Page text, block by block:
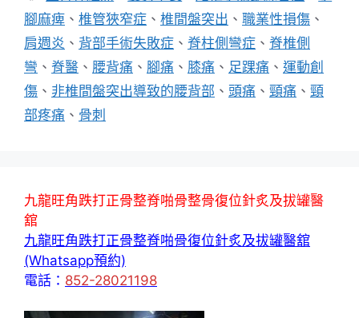
籤
腳麻痺 、 椎管狹窄症 、 椎間盤突出 、 職業性損傷 、
肩週炎 、 背部手術失敗症 、 脊柱側彎症 、 脊椎側
彎 、 脊醫 、 腰背痛 、 腳痛 、 膝痛 、 足踝痛 、 運動創
傷 、 非椎間盤突出導致的腰背部 、 頭痛 、 頸痛 、 頸
部疼痛 、 骨刺
九龍旺角跌打正骨整脊啪骨整骨復位針炙及拔罐醫
舘
九龍旺角跌打正骨整脊啪骨復位針炙及拔罐醫舘
(Whatsapp預約)
電話： 852-28021198